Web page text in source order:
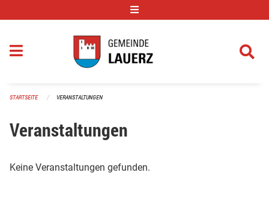
STARTSEITE VERANSTALTUNGEN
Veranstaltungen
Keine Veranstaltungen gefunden.